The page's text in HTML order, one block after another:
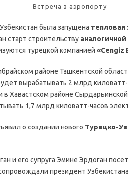
Встреча в аэропорту
была запущена тепловая
старт строительству
турецкой компанией «Cengiz
районе Ташкентской
вырабатывать 2 млрд
в Хавастском районе
1,7 млрд киловатт-часов
о создании нового Турецко-
и его супруга Эмине Эрдоган
президент